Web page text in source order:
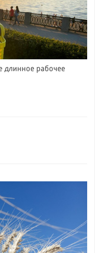
длинное рабочее